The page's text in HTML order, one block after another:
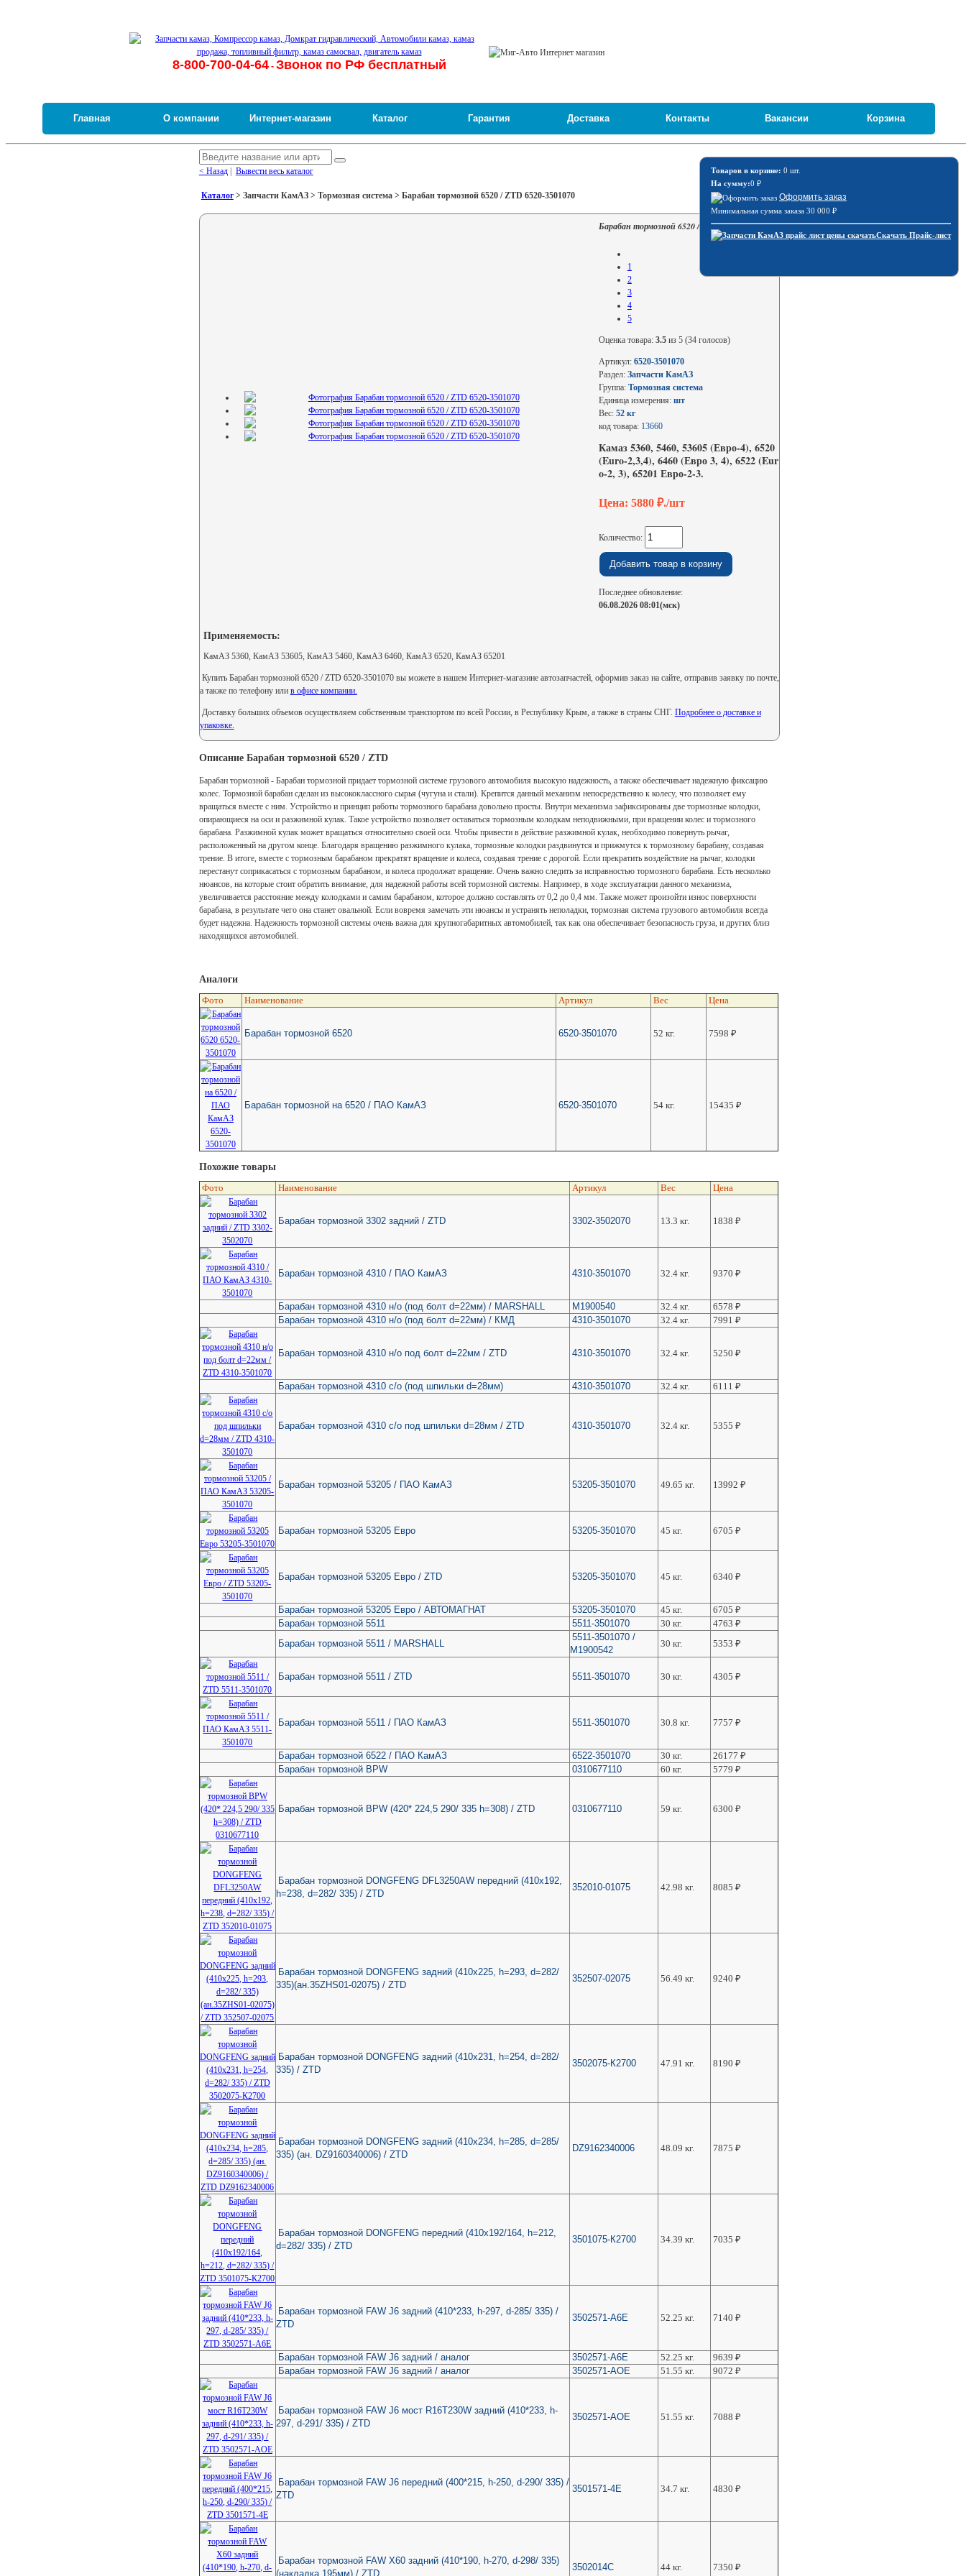
8-800-700-04-64- Звонок по РФ бесплатный
Главная О компании Интернет-магазин Каталог Гарантия Доставка Контакты Вакансии Корзина
Товаров в корзине: 0 шт.
На сумму:0 ₽
Оформить заказ
Минимальная сумма заказа 30 000 ₽
Скачать Прайс-лист
< Назад| Вывести весь каталог
Каталог> Запчасти КамАЗ > Тормозная система > Барабан тормозной 6520 / ZTD 6520-3501070
Барабан тормозной 6520 / ZTD 6520-3501070
1
2
3
4
5
Оценка товара: 3.5из 5 (34 голосов)
Артикул: 6520-3501070
Раздел: Запчасти КамАЗ
Группа: Тормозная система
Единица измерения: шт
Вес: 52 кг
код товара: 13660
Камаз 5360, 5460, 53605 (Евро-4), 6520
(Euro-2,3,4), 6460 (Евро 3, 4), 6522 (Eur
o-2, 3), 65201 Евро-2-3.
Цена: 5880 ₽./шт
Количество:
Последнее обновление:
06.08.2026 08:01(мск)
Применяемость:
КамАЗ 5360, КамАЗ 53605, КамАЗ 5460, КамАЗ 6460, КамАЗ 6520, КамАЗ 65201
Купить Барабан тормозной 6520 / ZTD 6520-3501070 вы можете в нашем Интернет-магазине автозапчастей, оформив заказ на сайте, отправив заявку по почте,
а также по телефону или в офисе компании.
Доставку больших объемов осуществляем собственным транспортом по всей России, в Республику Крым, а также в страны СНГ. Подробнее о доставке и
упаковке.
Описание Барабан тормозной 6520 / ZTD
Барабан тормозной - Барабан тормозной придает тормозной системе грузового автомобиля высокую надежность, а также обеспечивает надежную фиксацию
колес. Тормозной барабан сделан из высококлассного сырья (чугуна и стали). Крепится данный механизм непосредственно к колесу, что позволяет ему
вращаться вместе с ним. Устройство и принцип работы тормозного барабана довольно просты. Внутри механизма зафиксированы две тормозные колодки,
опирающиеся на оси и разжимной кулак. Такое устройство позволяет оставаться тормозным колодкам неподвижными, при вращении колес и тормозного
барабана. Разжимной кулак может вращаться относительно своей оси. Чтобы привести в действие разжимной кулак, необходимо повернуть рычаг,
расположенный на другом конце. Благодаря вращению разжимного кулака, тормозные колодки раздвинутся и прижмутся к тормозному барабану, создавая
трение. В итоге, вместе с тормозным барабаном прекратят вращение и колеса, создавая трение с дорогой. Если прекратить воздействие на рычаг, колодки
перестанут соприкасаться с тормозным барабаном, и колеса продолжат вращение. Очень важно следить за исправностью тормозного барабана. Есть несколько
нюансов, на которые стоит обратить внимание, для надежной работы всей тормозной системы. Например, в ходе эксплуатации данного механизма,
увеличивается расстояние между колодками и самим барабаном, которое должно составлять от 0,2 до 0,4 мм. Также может произойти износ поверхности
барабана, в результате чего она станет овальной. Если вовремя замечать эти нюансы и устранять неполадки, тормозная система грузового автомобиля всегда
будет надежна. Надежность тормозной системы очень важна для крупногабаритных автомобилей, так как она обеспечивает безопасность груза, и других близ
находящихся автомобилей.
Аналоги
Фото Наименование Артикул Вес Цена
Барабан тормозной 6520 6520-3501070 52 кг. 7598 ₽
Барабан тормозной на 6520 / ПАО КамАЗ 6520-3501070 54 кг. 15435 ₽
Похожие товары
Фото Наименование Артикул Вес Цена
Барабан тормозной 3302 задний / ZTD 3302-3502070 13.3 кг. 1838 ₽
Барабан тормозной 4310 / ПАО КамАЗ 4310-3501070 32.4 кг. 9370 ₽
Барабан тормозной 4310 н/о (под болт d=22мм) / MARSHALL M1900540 32.4 кг. 6578 ₽
Барабан тормозной 4310 н/о (под болт d=22мм) / КМД
4310-3501070 32.4 кг. 7991 ₽
Барабан тормозной 4310 н/о под болт d=22мм / ZTD 4310-3501070 32.4 кг. 5250 ₽
Барабан тормозной 4310 с/о (под шпильки d=28мм) 4310-3501070 32.4 кг. 6111 ₽
Барабан тормозной 4310 с/о под шпильки d=28мм / ZTD 4310-3501070 32.4 кг. 5355 ₽
Барабан тормозной 53205 / ПАО КамАЗ 53205-3501070 49.65 кг. 13992 ₽
Барабан тормозной 53205 Евро 53205-3501070 45 кг. 6705 ₽
Барабан тормозной 53205 Евро / ZTD 53205-3501070 45 кг. 6340 ₽
Барабан тормозной 53205 Евро / АВТОМАГНАТ 53205-3501070 45 кг. 6705 ₽
Барабан тормозной 5511
5511-3501070 30 кг. 4763 ₽
Барабан тормозной 5511 / MARSHALL
5511-3501070 /
M1900542
30 кг. 5353 ₽
Барабан тормозной 5511 / ZTD 5511-3501070 30 кг. 4305 ₽
Барабан тормозной 5511 / ПАО КамАЗ 5511-3501070 30.8 кг. 7757 ₽
Барабан тормозной 6522 / ПАО КамАЗ 6522-3501070 30 кг. 26177 ₽
Барабан тормозной BPW
0310677110 60 кг. 5779 ₽
Барабан тормозной BPW (420* 224,5 290/ 335 h=308) / ZTD 0310677110 59 кг. 6300 ₽
Барабан тормозной DONGFENG DFL3250AW передний (410x192,
h=238, d=282/ 335) / ZTD
352010-01075 42.98 кг. 8085 ₽
Барабан тормозной DONGFENG задний (410x225, h=293, d=282/
335)(ан.35ZHS01-02075) / ZTD
352507-02075 56.49 кг. 9240 ₽
Барабан тормозной DONGFENG задний (410x231, h=254, d=282/
335) / ZTD
3502075-К2700 47.91 кг. 8190 ₽
Барабан тормозной DONGFENG задний (410x234, h=285, d=285/
335) (ан. DZ9160340006) / ZTD
DZ9162340006 48.09 кг. 7875 ₽
Барабан тормозной DONGFENG передний (410x192/164, h=212,
d=282/ 335) / ZTD
3501075-К2700 34.39 кг. 7035 ₽
Барабан тормозной FAW J6 задний (410*233, h-297, d-285/ 335) /
ZTD
3502571-A6E 52.25 кг. 7140 ₽
Барабан тормозной FAW J6 задний / аналог 3502571-A6E 52.25 кг. 9639 ₽
Барабан тормозной FAW J6 задний / аналог
3502571-AOE 51.55 кг. 9072 ₽
Барабан тормозной FAW J6 мост R16T230W задний (410*233, h-
297, d-291/ 335) / ZTD
3502571-AOE 51.55 кг. 7088 ₽
Барабан тормозной FAW J6 передний (400*215, h-250, d-290/ 335) /
ZTD
3501571-4Е 34.7 кг. 4830 ₽
Барабан тормозной FAW Х60 задний (410*190, h-270, d-298/ 335)
(накладка 195мм) / ZTD
3502014С 44 кг. 7350 ₽